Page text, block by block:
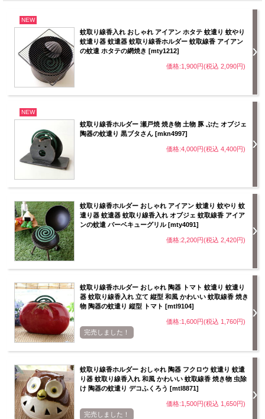
NEW
蚊取り線香入れ おしゃれ アイアン ホタテ 蚊遣り 蚊やり
蚊遣り器 蚊遣器 蚊取り線香ホルダー 蚊取線香 アイアン
の蚊遣 ホタテの網焼き [mty1212]
価格:1,900円(税込 2,090円)
NEW
蚊取り線香ホルダー 瀬戸焼 焼き物 土物 豚 ぶた オブジェ
陶器の蚊遣り 黒ブタさん [mkn4997]
価格:4,000円(税込 4,400円)
蚊取り線香ホルダー おしゃれ アイアン 蚊遣り 蚊やり 蚊
遣り器 蚊遣器 蚊取り線香入れ オブジェ 蚊取線香 アイア
ンの蚊遣 バーベキューグリル [mty4091]
価格:2,200円(税込 2,420円)
蚊取り線香ホルダー おしゃれ 陶器 トマト 蚊遣り 蚊遣り
器 蚊取り線香入れ 立て 縦型 和風 かわいい 蚊取線香 焼き
物 陶器の蚊遣り 縦型 トマト [mtl9104]
価格:1,600円(税込 1,760円)
完売しました！
蚊取り線香ホルダー おしゃれ 陶器 フクロウ 蚊遣り 蚊遣
り器 蚊取り線香入れ 和風 かわいい 蚊取線香 焼き物 虫除
け 陶器の蚊遣り デコふくろう [mtl8871]
価格:1,500円(税込 1,650円)
完売しました！